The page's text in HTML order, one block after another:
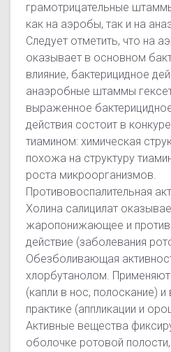
грамотрицательные
как на аэробы, так и на
Следует отметить, что на
оказывает в основном
влияние, бактерицидное
анаэробные штаммы
выраженное
действия состоит в
тиамином: химическая
похожа на структуру
роста микроорганизмов.
Противовоспалительная
Холина салицилат
жаропонижающее и
действие (заболевания
Обезболивающая
хлорбутанолом. Применяют
(капли в нос, полоскание)
практике (аппликации и
Активные вещества
оболочке ротовой